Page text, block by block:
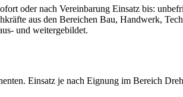
oder nach Vereinbarung Einsatz bis:
aus den Bereichen Bau, Handwerk,
und weitergebildet.
Einsatz je nach Eignung im Bereich